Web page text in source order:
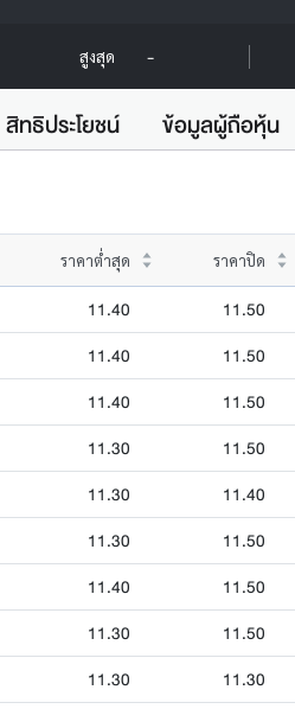
สูงสุด -
สิทธิประโยชน์ ข้อมูลผู้ถือหุ้น
ราคาต่ำสุด ราคาปิด
11.40 11.50
11.40 11.50
11.40 11.50
11.30 11.50
11.30 11.40
11.30 11.50
11.40 11.50
11.30 11.50
11.30 11.30